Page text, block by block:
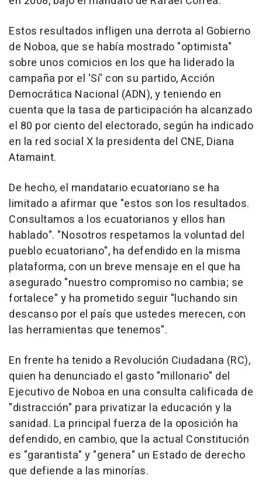
Estos resultados infligen una derrota al Gobierno
de Noboa, que se había mostrado "optimista"
sobre unos comicios en los que ha liderado la
campaña por el 'Sí' con su partido, Acción
Democrática Nacional (ADN), y teniendo en
cuenta que la tasa de participación ha alcanzado
el 80 por ciento del electorado, según ha indicado
en la red social X la presidenta del CNE, Diana
Atamaint.
De hecho, el mandatario ecuatoriano se ha
limitado a afirmar que "estos son los resultados.
Consultamos a los ecuatorianos y ellos han
hablado". "Nosotros respetamos la voluntad del
pueblo ecuatoriano", ha defendido en la misma
plataforma, con un breve mensaje en el que ha
asegurado "nuestro compromiso no cambia; se
fortalece" y ha prometido seguir "luchando sin
descanso por el país que ustedes merecen, con
las herramientas que tenemos".
En frente ha tenido a Revolución Ciudadana (RC),
quien ha denunciado el gasto "millonario" del
Ejecutivo de Noboa en una consulta calificada de
"distracción" para privatizar la educación y la
sanidad. La principal fuerza de la oposición ha
defendido, en cambio, que la actual Constitución
es "garantista" y "genera" un Estado de derecho
que defiende a las minorías.